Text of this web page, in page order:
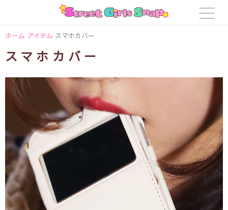
ホーム アイテム スマホカバー
スマホカバー